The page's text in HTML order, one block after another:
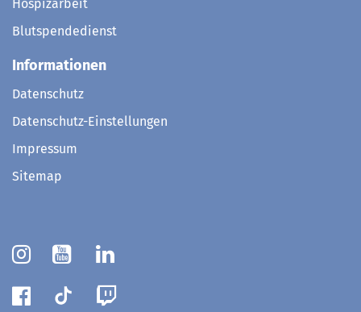
Hospizarbeit
Blutspendedienst
Informationen
Datenschutz
Datenschutz-Einstellungen
Impressum
Sitemap